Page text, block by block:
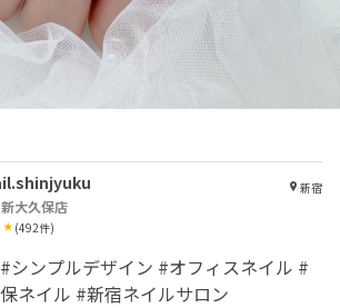
大久保店
(492件)
新宿
シンプルデザイン #オフィスネイル #
ネイル #新宿ネイルサロン